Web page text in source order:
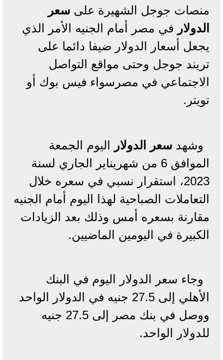
منصات جوجل الشهيرة على سعر
الدولار في مصر أمام الجنيه الأمر الذي
يجعل أسعار الدولار ضيفا دائما على
تريند جوجل وحتى مواقع التواصل
الاجتماعي في مصرسواء فيس بوك أو
تويتر.
وشهد سعر الدولار
اليوم الجمعة
الموافق 6 من شهريناير الجاري لسنة
2023، استقرار نسبي في سعره خلال
التعاملات الصباحية لهذا اليوم أمام الجنيه
مقارنة بسعره أمس وذلك بعد الزيادات
الكبيرة في اليومين الماضيين.
وجاء سعر الدولار اليوم في البنك
الأهلي إلى 27.5 جنيه في الدولار الواحد
ووصل في بنك مصر إلى 27.5 جنيه
للدولار الواحد.